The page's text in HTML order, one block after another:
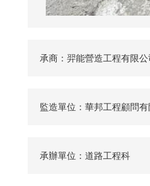
承商：羿能營造工程有限公
監造單位：華邦工程顧問有
承辦單位：道路工程科